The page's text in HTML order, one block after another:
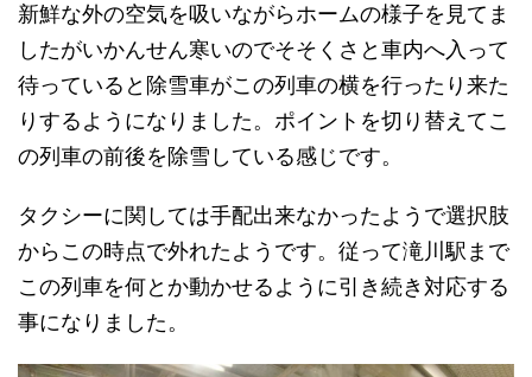
新鮮な外の空気を吸いながらホームの様子を見てま
したがいかんせん寒いのでそそくさと車内へ入って
待っていると除雪車がこの列車の横を行ったり来た
りするようになりました。ポイントを切り替えてこ
の列車の前後を除雪している感じです。
タクシーに関しては手配出来なかったようで選択肢
からこの時点で外れたようです。従って滝川駅まで
この列車を何とか動かせるように引き続き対応する
事になりました。